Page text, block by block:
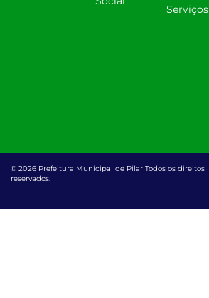
Serviços
© 2026 Prefeitura Municipal de Pilar Todos os direitos
reservados.